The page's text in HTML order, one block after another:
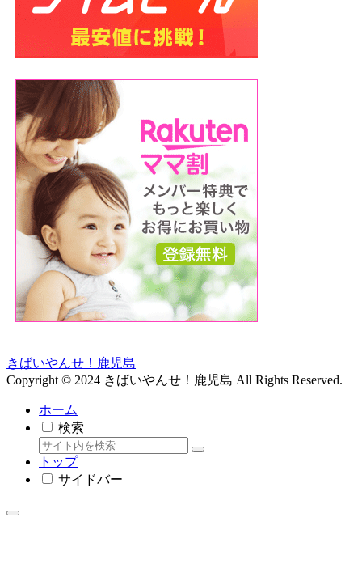
きばいやんせ！鹿児島
Copyright © 2024 きばいやんせ！鹿児島 All Rights Reserved.
ホーム
検索
トップ
サイドバー